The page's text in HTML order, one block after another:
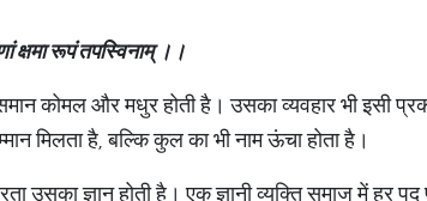
क्षमारूपंतपस्विनाम्। ।
कोमल और मधुर होती है। उसका व्यवहार भी इसी
मिलता है, बल्कि कुल का भी नाम ऊंचा होता है।
उसका ज्ञान होती है। एक ज्ञानी व्यक्ति समाज में हर पद